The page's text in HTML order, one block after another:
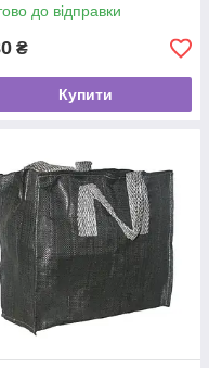
до відправки
₴
Купити